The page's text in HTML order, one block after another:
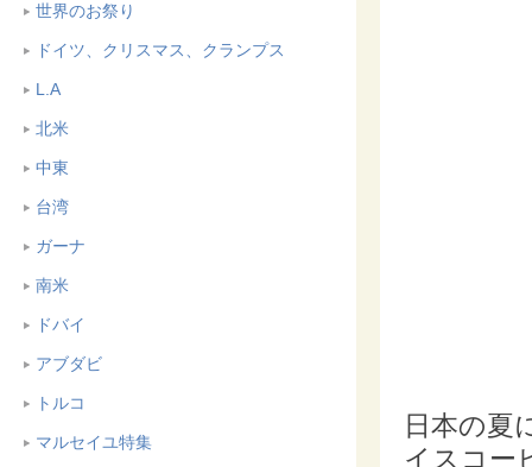
世界のお祭り
ドイツ、クリスマス、クランプス
L.A
北米
中東
台湾
ガーナ
南米
ドバイ
アブダビ
トルコ
マルセイユ特集
日本の夏
イスコー